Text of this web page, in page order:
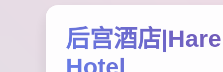
后宫酒店
Hotel